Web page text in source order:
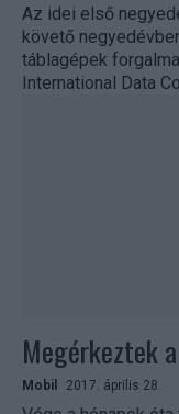
Az idei első
követő
táblagépek
International Data
Megérkeztek
Mobil 2017. április 28.